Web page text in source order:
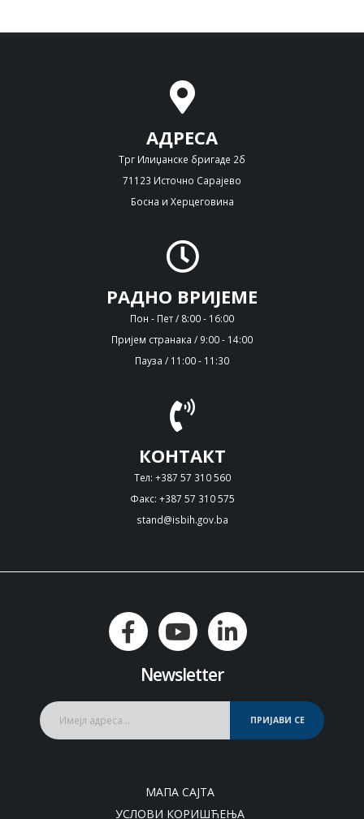
АДРЕСА
Трг Илиџанске бригаде 2б
71123 Источно Сарајево
Босна и Херцеговина
РАДНО ВРИЈЕМЕ
Пон - Пет / 8:00 - 16:00
Пријем странака / 9:00 - 14:00
Пауза / 11:00 - 11:30
КОНТАКТ
Тел: +387 57 310 560
Факс: +387 57 310 575
stand@isbih.gov.ba
Newsletter
ПРИЈАВИ СЕ
МАПА САЈТА
УСЛОВИ КОРИШЋЕЊА